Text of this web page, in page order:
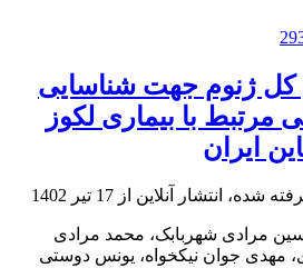
ژنوم جهت شناسایی
مرتبط با بیماری لکوز
ایران
شده، انتشار آنلاین از 17 تیر 1402
مرادی شهربابک، محمد مرادی
مهدی جوان نیکخواه، یونس دوستی